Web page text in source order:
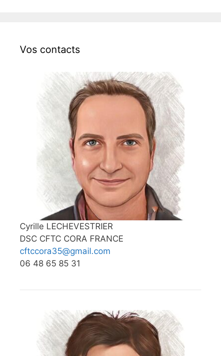
Vos contacts
Cyrille LECHEVESTRIER
DSC CFTC CORA FRANCE
cftccora35@gmail.com
06 48 65 85 31